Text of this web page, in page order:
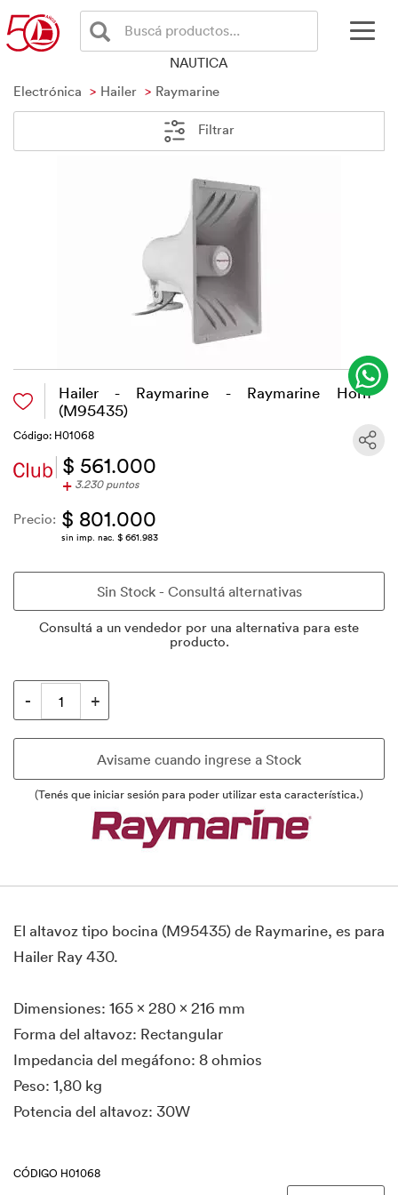
Buscá productos...
NAUTICA
Electrónica
Hailer Raymarine
Filtrar
Hailer - Raymarine - Raymarine Horn
(M95435)
Código: H01068
$ 561.000
+ 3.230 puntos
Precio: $ 801.000
sin imp. nac. $ 661.983
Consultá a un vendedor por una alternativa para este
producto.
(Tenés que iniciar sesión para poder utilizar esta característica.)
El altavoz tipo bocina (M95435) de Raymarine, es para
Hailer Ray 430.
Dimensiones: 165 x 280 x 216 mm
Forma del altavoz: Rectangular
Impedancia del megáfono: 8 ohmios
Peso: 1,80 kg
Potencia del altavoz: 30W
CÓDIGO H01068